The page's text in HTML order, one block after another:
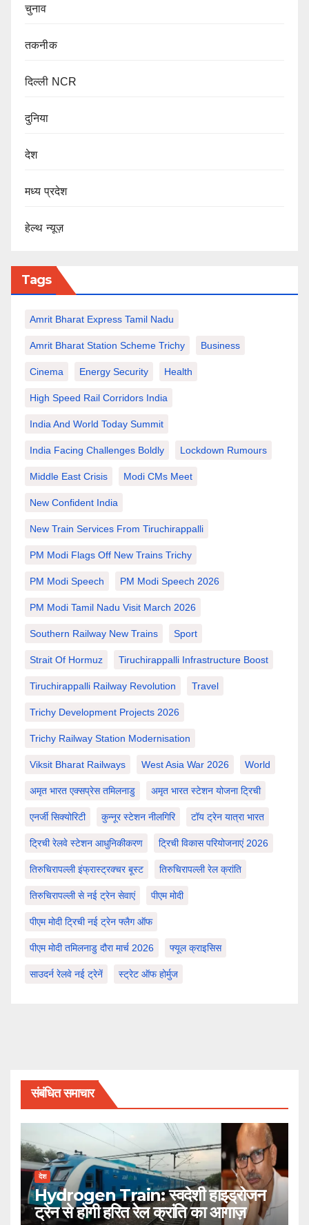
चुनाव
तकनीक
दिल्ली NCR
दुनिया
देश
मध्य प्रदेश
हेल्थ न्यूज़
Tags
Amrit Bharat Express Tamil Nadu
Amrit Bharat Station Scheme Trichy Business
Cinema Energy Security Health
High Speed Rail Corridors India
India And World Today Summit
India Facing Challenges Boldly Lockdown Rumours
Middle East Crisis Modi CMs Meet
New Confident India
New Train Services From Tiruchirappalli
PM Modi Flags Off New Trains Trichy
PM Modi Speech PM Modi Speech 2026
PM Modi Tamil Nadu Visit March 2026
Southern Railway New Trains Sport
Strait Of Hormuz Tiruchirappalli Infrastructure Boost
Tiruchirappalli Railway Revolution Travel
Trichy Development Projects 2026
Trichy Railway Station Modernisation
Viksit Bharat Railways West Asia War 2026 World
अमृत भारत एक्सप्रेस तमिलनाडु अमृत भारत स्टेशन योजना ट्रिची
एनर्जी सिक्योरिटी कुन्नूर स्टेशन नीलगिरि टॉय ट्रेन यात्रा भारत
ट्रिची रेलवे स्टेशन आधुनिकीकरण ट्रिची विकास परियोजनाएं 2026
तिरुचिरापल्ली इंफ्रास्ट्रक्चर बूस्ट तिरुचिरापल्ली रेल क्रांति
तिरुचिरापल्ली से नई ट्रेन सेवाएं पीएम मोदी
पीएम मोदी ट्रिची नई ट्रेन फ्लैग ऑफ
पीएम मोदी तमिलनाडु दौरा मार्च 2026 फ्यूल क्राइसिस
साउदर्न रेलवे नई ट्रेनें स्ट्रेट ऑफ होर्मुज
संबंधित समाचार
देश
Hydrogen Train: स्वदेशी हाइड्रोजन
ट्रेन से होगी हरित रेल क्रांति का आगाज़